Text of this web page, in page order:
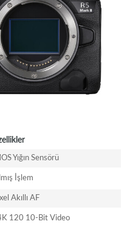
Yığın Sensörü
İşlem
Akıllı AF
120 10-Bit Video